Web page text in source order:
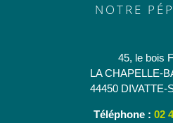
NOTRE
45, le bois
LA CHAPELLE-
44450 DIVATTE-
Téléphone : 02